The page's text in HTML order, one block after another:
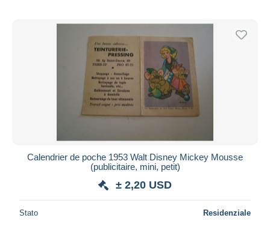
Calendrier de poche 1953 Walt Disney Mickey Mousse
(publicitaire, mini, petit)
± 2,20 USD
Stato Residenziale